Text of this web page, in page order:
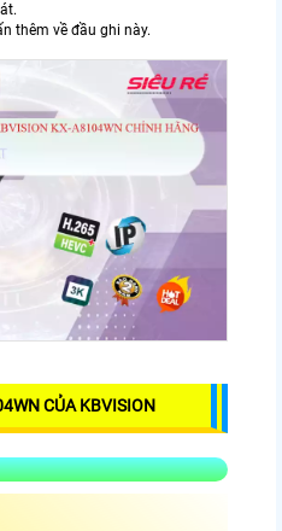
thêm về đầu ghi này.
CỦA KBVISION